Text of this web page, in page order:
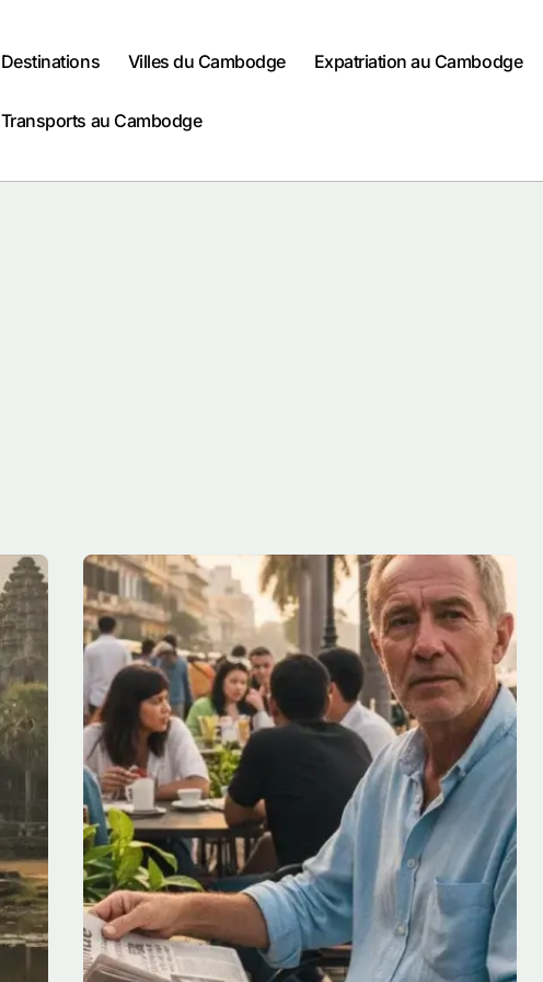
Destinations Villes du Cambodge Expatriation au Cambodge
Transports au Cambodge